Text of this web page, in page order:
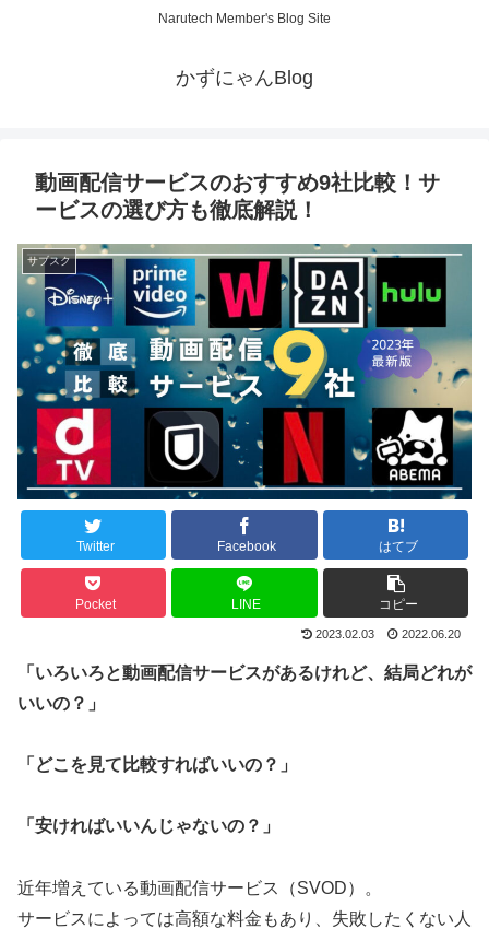
Narutech Member's Blog Site
かずにゃんBlog
動画配信サービスのおすすめ9社比較！サ
ービスの選び方も徹底解説！
サブスク
Twitter Facebook はてブ
Pocket LINE コピー
2023.02.03 2022.06.20
「いろいろと動画配信サービスがあるけれど、結局どれが
いいの？」
「どこを見て比較すればいいの？」
「安ければいいんじゃないの？」
近年増えている動画配信サービス（SVOD）。
サービスによっては高額な料金もあり、失敗したくない人